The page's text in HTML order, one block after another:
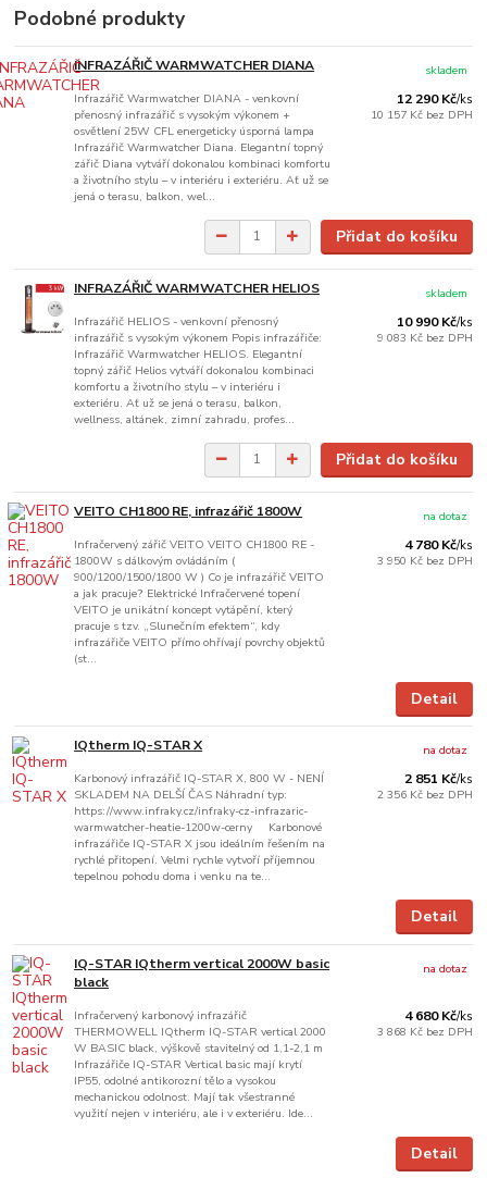
Podobné produkty
INFRAZÁŘIČ WARMWATCHER DIANA
Infrazářič Warmwatcher DIANA - venkovní
přenosný infrazářič s vysokým výkonem +
osvětlení 25W CFL energeticky úsporná lampa
Infrazářič Warmwatcher Diana. Elegantní topný
zářič Diana vytváří dokonalou kombinaci komfortu
a životního stylu – v interiéru i exteriéru. Ať už se
jená o terasu, balkon, wel...
12 290 Kč/ks
10 157 Kč bez DPH
skladem
Přidat do košíku
INFRAZÁŘIČ WARMWATCHER HELIOS
Infrazářič HELIOS - venkovní přenosný
infrazářič s vysokým výkonem Popis infrazářiče:
Infrazářič Warmwatcher HELIOS. Elegantní
topný zářič Helios vytváří dokonalou kombinaci
komfortu a životního stylu – v interiéru i
exteriéru. Ať už se jená o terasu, balkon,
wellness, altánek, zimní zahradu, profes...
10 990 Kč/ks
9 083 Kč bez DPH
skladem
Přidat do košíku
VEITO CH1800 RE, infrazářič 1800W
Infračervený zářič VEITO VEITO CH1800 RE -
1800W s dálkovým ovládáním (
900/1200/1500/1800 W ) Co je infrazářič VEITO
a jak pracuje? Elektrické Infračervené topení
VEITO je unikátní koncept vytápění, který
pracuje s tzv. „Slunečním efektem“, kdy
infrazářiče VEITO přímo ohřívají povrchy objektů
(st...
4 780 Kč/ks
3 950 Kč bez DPH
na dotaz
Detail
IQtherm IQ-STAR X
Karbonový infrazářič IQ-STAR X, 800 W - NENÍ
SKLADEM NA DELŠÍ ČAS Náhradní typ:
https://www.infraky.cz/infraky-cz-infrazaric-
warmwatcher-heatie-1200w-cerny Karbonové
infrazářiče IQ-STAR X jsou ideálním řešením na
rychlé přitopení. Velmi rychle vytvoří příjemnou
tepelnou pohodu doma i venku na te...
2 851 Kč/ks
2 356 Kč bez DPH
na dotaz
Detail
IQ-STAR IQtherm vertical 2000W basic
black
Infračervený karbonový infrazářič
THERMOWELL IQtherm IQ-STAR vertical 2000
W BASIC black, výškově stavitelný od 1,1-2,1 m
Infrazářiče IQ-STAR Vertical basic mají krytí
IP55, odolné antikorozní tělo a vysokou
mechanickou odolnost. Mají tak všestranné
využití nejen v interiéru, ale i v exteriéru. Ide...
4 680 Kč/ks
3 868 Kč bez DPH
na dotaz
Detail